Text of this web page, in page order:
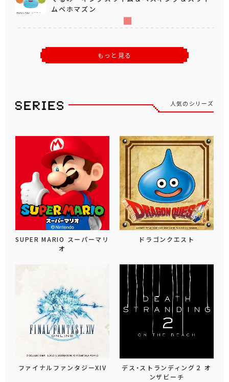
ムベホマズン
もっと見る
人気のシリーズ
SUPER MARIO スーパーマリ
オ
ドラゴンクエスト
ファイナルファンタジーXIV
デス・ストランディング２ オ
ンザビーチ